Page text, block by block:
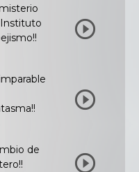
misterio
imparable
de